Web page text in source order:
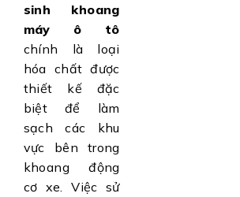
sinh khoang
máy ô tô
chính là loại
hóa chất được
thiết kế đặc
biệt để làm
sạch các khu
vực bên trong
khoang động
cơ xe. Việc sử